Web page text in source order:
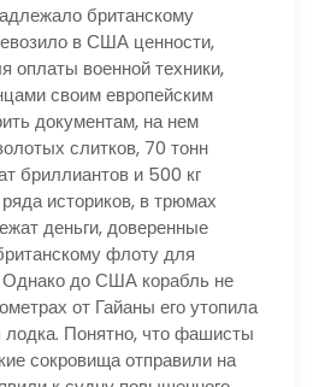
британскому
в США ценности,
оплаты военной техники,
своим европейским
документам, на нем
слитков, 70 тонн
бриллиантов и 500 кг
историков, в трюмах
деньги, доверенные
флоту для
Однако до США корабль не
от Гайаны его утопила
лодка. Понятно, что фашисты
сокровища отправили на